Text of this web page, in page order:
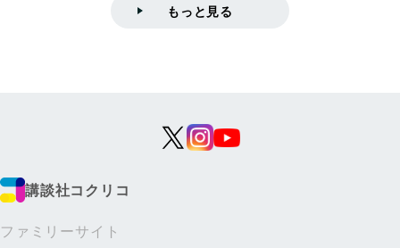
もっと見る
講談社コクリコ
ファミリーサイト